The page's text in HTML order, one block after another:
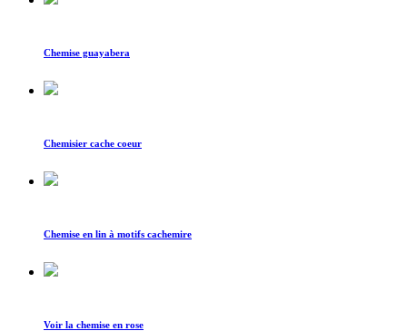
Chemise guayabera
Chemisier cache coeur
Chemise en lin à motifs cachemire
Voir la chemise en rose